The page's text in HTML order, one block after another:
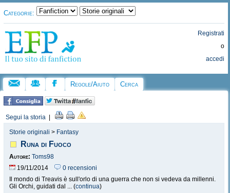
Categorie:
Registrati
o
accedi
Regole/Aiuto Cerca
Segui la storia
Storie originali > Fantasy
Runa di Fuoco
Autore: Toms98
19/11/2014
0 recensioni
Il mondo di Treavis è sull'orlo di una guerra che non si vedeva da millenni.
Gli Orchi, guidati dal ... (continua)